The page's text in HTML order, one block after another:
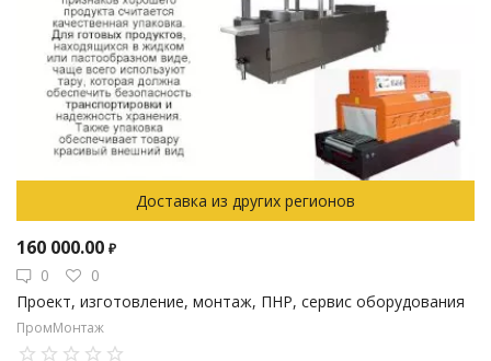
Доставка из других регионов
160 000.00 ₽
0
0
Проект, изготовление, монтаж, ПНР, сервис оборудования
ПромМонтаж